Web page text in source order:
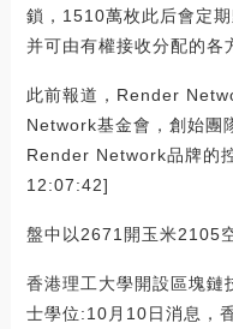
鎖，1510萬枚此后會定
并可由有權接收分配的各
此前報道，Render
Network基金會，創始團
Render Network品牌的
12:07:42]
盤中以2671開玉米2105
香港理工大學開設區塊鏈
士學位:10月10日消息，